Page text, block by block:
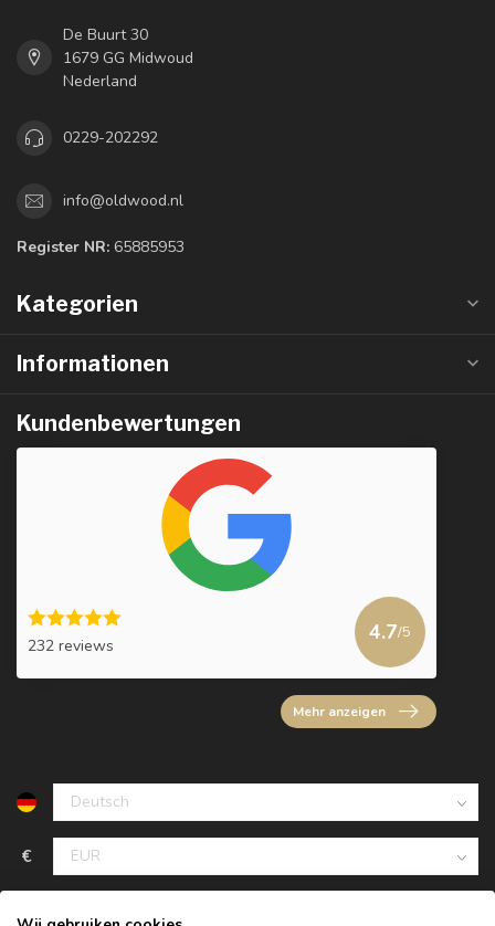
De Buurt 30
1679 GG Midwoud
Nederland
0229-202292
info@oldwood.nl
Register NR: 65885953
Kategorien
Informationen
Kundenbewertungen
232 reviews
4.7/5
Mehr anzeigen
€